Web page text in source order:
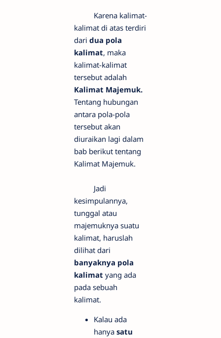
Karena kalimat-
kalimat di atas terdiri
dari dua pola
kalimat, maka
kalimat-kalimat
tersebut adalah
Kalimat Majemuk.
Tentang hubungan
antara pola-pola
tersebut akan
diuraikan lagi dalam
bab berikut tentang
Kalimat Majemuk.
Jadi
kesimpulannya,
tunggal atau
majemuknya suatu
kalimat, haruslah
dilihat dari
banyaknya pola
kalimat yang ada
pada sebuah
kalimat.
Kalau ada
hanya satu